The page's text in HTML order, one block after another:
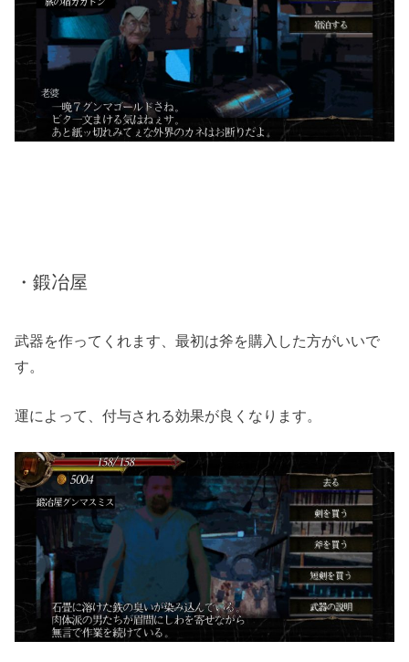
・鍛冶屋
武器を作ってくれます、最初は斧を購入した方がいいで
す。
運によって、付与される効果が良くなります。